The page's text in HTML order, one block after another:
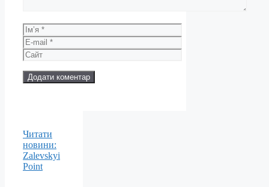
Ім’я
E-
mail
Сайт
Читати
новини:
Zalevskyi
Point